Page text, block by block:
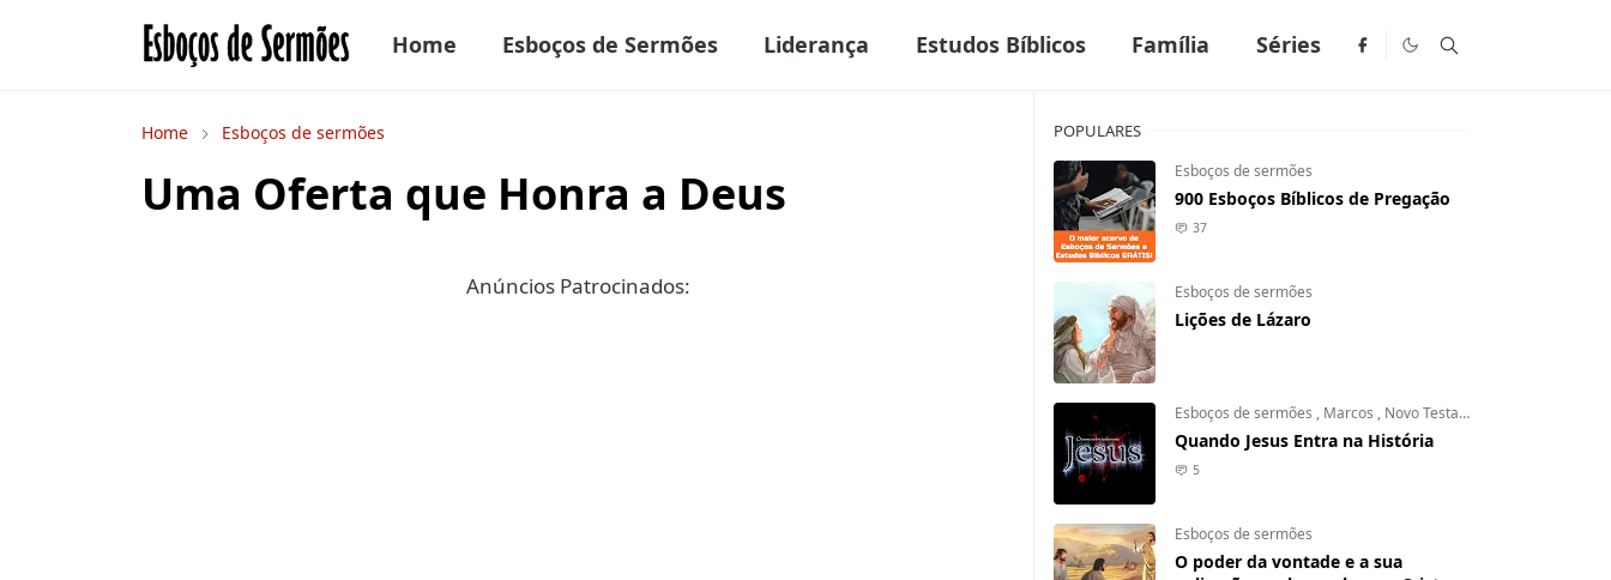
Home Esboços de Sermões Liderança Estudos Bíblicos Família Séries
Home Esboços de sermões
Uma Oferta que Honra a Deus
Anúncios Patrocinados:
POPULARES
Esboços de sermões
900 Esboços Bíblicos de Pregação
37
Esboços de sermões
Lições de Lázaro
Esboços de sermões , Marcos , Novo Testamento
Quando Jesus Entra na História
5
Esboços de sermões
O poder da vontade e a sua